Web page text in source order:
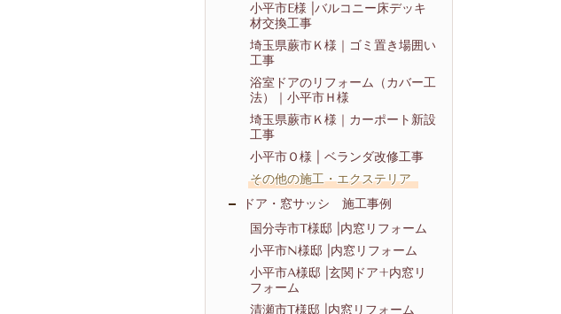
小平市E様 |バルコニー床デッキ
材交換工事
埼玉県蕨市Ｋ様｜ゴミ置き場囲い
工事
浴室ドアのリフォーム（カバー工
法）｜小平市Ｈ様
埼玉県蕨市Ｋ様｜カーポート新設
工事
小平市Ｏ様 | ベランダ改修工事
その他の施工・エクステリア
ドア・窓サッシ 施工事例
国分寺市T様邸 |内窓リフォーム
小平市N様邸 |内窓リフォーム
小平市A様邸 |玄関ドア+内窓リ
フォーム
清瀬市T様邸 |内窓リフォーム